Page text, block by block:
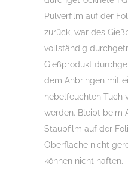
Pulverfilm auf der
zurück, war des
vollständig
Gießprodukt
dem Anbringen mit
nebelfeuchten Tuch
werden. Bleibt beim
Staubfilm auf der
Oberfläche nicht
können nicht haften.